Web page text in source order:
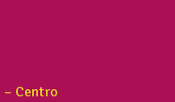
– Centro